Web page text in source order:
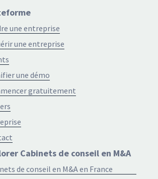
une entreprise
une entreprise
une démo
gratuitement
Cabinets de conseil en M&A
de conseil en M&A en France